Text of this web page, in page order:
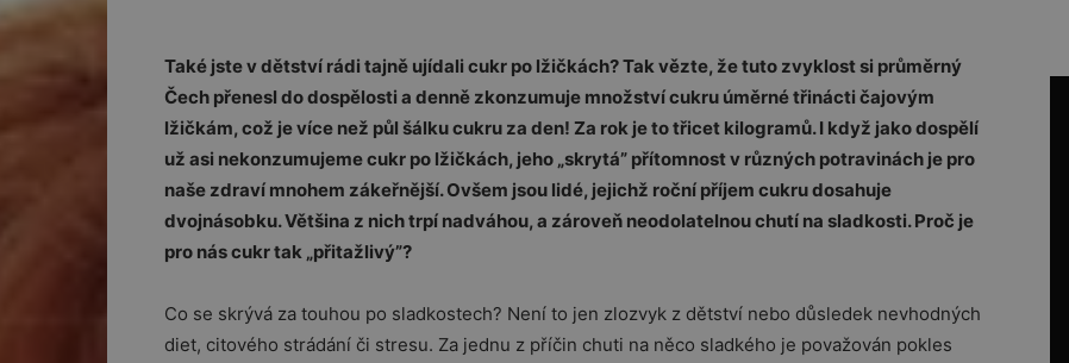
Také jste v dětství rádi tajně ujídali cukr po lžičkách? Tak vězte, že tuto zvyklost si průměrný
Čech přenesl do dospělosti a denně zkonzumuje množství cukru úměrné třinácti čajovým
lžičkám, což je více než půl šálku cukru za den! Za rok je to třicet kilogramů. I když jako dospělí
už asi nekonzumujeme cukr po lžičkách, jeho „skrytá” přítomnost v různých potravinách je pro
naše zdraví mnohem zákeřnější. Ovšem jsou lidé, jejichž roční příjem cukru dosahuje
dvojnásobku. Většina z nich trpí nadváhou, a zároveň neodolatelnou chutí na sladkosti. Proč je
pro nás cukr tak „přitažlivý”?
Co se skrývá za touhou po sladkostech? Není to jen zlozvyk z dětství nebo důsledek nevhodných
diet, citového strádání či stresu. Za jednu z příčin chuti na něco sladkého je považován pokles